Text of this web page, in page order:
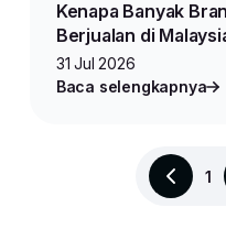
Kenapa Banyak
Berjualan di
31 Jul 2026
Baca selengkapnya
1